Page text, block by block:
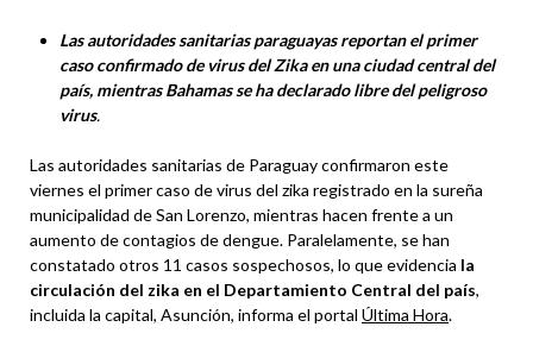
Las autoridades sanitarias paraguayas reportan el primer
caso confirmado de virus del Zika en una ciudad central del
país, mientras Bahamas se ha declarado libre del peligroso
virus.
Las autoridades sanitarias de Paraguay confirmaron este
viernes el primer caso de virus del zika registrado en la sureña
municipalidad de San Lorenzo, mientras hacen frente a un
aumento de contagios de dengue. Paralelamente, se han
constatado otros 11 casos sospechosos, lo que evidencia la
circulación del zika en el Departamiento Central del país,
incluida la capital, Asunción, informa el portal Última Hora.